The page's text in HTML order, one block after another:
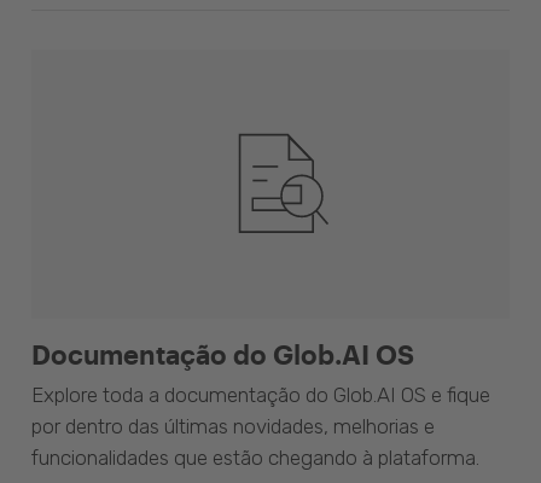
Documentação do Glob.AI OS
Explore toda a documentação do Glob.AI OS e fique
por dentro das últimas novidades, melhorias e
funcionalidades que estão chegando à plataforma.